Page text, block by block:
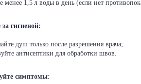
менее 1,5 л воды в день (если нет
гигиеной:
душ только после разрешения врача;
антисептики для обработки швов.
симптомы: